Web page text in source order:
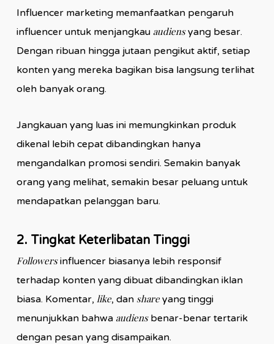
Influencer marketing memanfaatkan pengaruh
influencer untuk menjangkau audiensyang besar.
Dengan ribuan hingga jutaan pengikut aktif, setiap
konten yang mereka bagikan bisa langsung terlihat
oleh banyak orang.
Jangkauan yang luas ini memungkinkan produk
dikenal lebih cepat dibandingkan hanya
mengandalkan promosi sendiri. Semakin banyak
orang yang melihat, semakin besar peluang untuk
mendapatkan pelanggan baru.
2. Tingkat Keterlibatan Tinggi
Followersinfluencer biasanya lebih responsif
terhadap konten yang dibuat dibandingkan iklan
biasa. Komentar, like, dan shareyang tinggi
menunjukkan bahwa audiens benar-benar tertarik
dengan pesan yang disampaikan.